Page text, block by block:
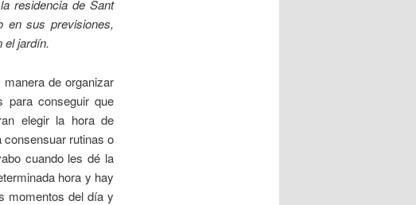
residencia de Sant
en sus previsiones,
el jardín.
de organizar
para conseguir que
elegir la hora de
rutinas o
cuando les dé la
hora y hay
momentos del día y